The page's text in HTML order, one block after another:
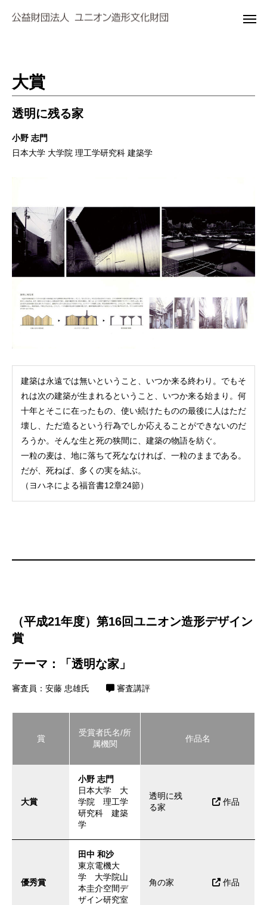
大賞
透明に残る家
小野 志門
日本大学 大学院 理工学研究科 建築学
建築は永遠では無いということ、いつか来る終わり。でもそ
れは次の建築が生まれるということ、いつか来る始まり。何
十年とそこに在ったもの、使い続けたものの最後に人はただ
壊し、ただ造るという行為でしか応えることができないのだ
ろうか。そんな生と死の狭間に、建築の物語を紡ぐ。
一粒の麦は、地に落ちて死ななければ、一粒のままである。
だが、死ねば、多くの実を結ぶ。
（ヨハネによる福音書12章24節）
（平成21年度）第16回ユニオン造形デザイン
賞
テーマ：「透明な家」
審査員：安藤 忠雄氏 審査講評
賞
受賞者氏名/所
属機関
作品名
大賞
小野 志門
日本大学 大
学院 理工学
研究科 建築
学
透明に残
る家
作品
優秀賞
田中 和沙
東京電機大
学 大学院山
本圭介空間デ
ザイン研究室
角の家 作品